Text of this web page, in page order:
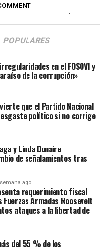
POPULARES
en el FOSOVI y
de la corrupción»
que el Partido Nacional
político si no corrige
y Linda Donaire
de señalamientos tras
ago
requerimiento fiscal
Armadas Roosevelt
ataques a la libertad de
del 55 % de los